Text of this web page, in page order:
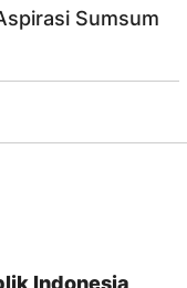
Sumsum
Indonesia